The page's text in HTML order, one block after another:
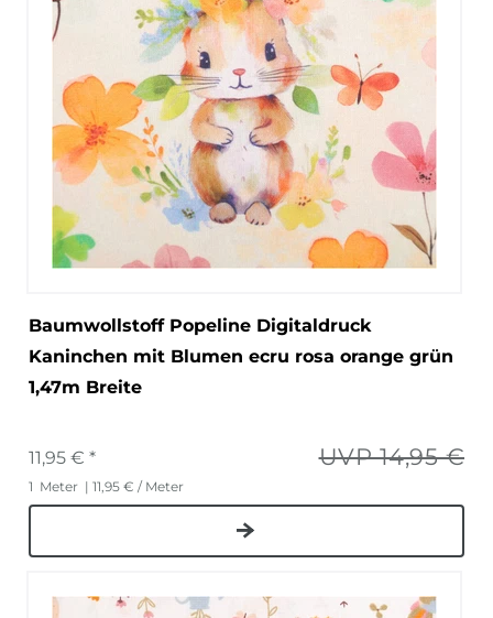
Baumwollstoff Popeline Digitaldruck
Kaninchen mit Blumen ecru rosa orange grün
1,47m Breite
UVP 14,95 €
11,95 € *
1 Meter | 11,95 € / Meter